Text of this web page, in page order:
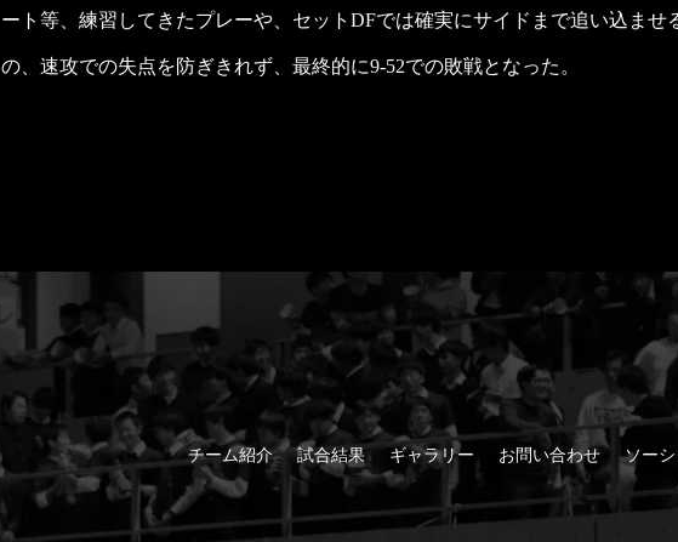
ート等、練習してきたプレーや、セットDFでは確実にサイドまで追い込ま
の、速攻での失点を防ぎきれず、最終的に9-52での敗戦となった。
チーム紹介 試合結果 ギャラリー お問い合わせ ソー